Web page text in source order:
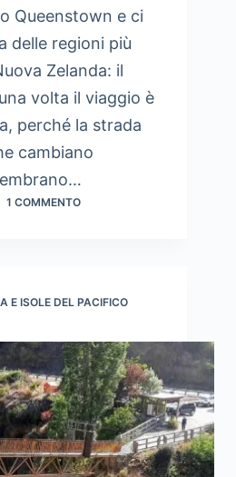
Queenstown e ci
delle regioni più
Zelanda: il
volta il viaggio è
perché la strada
cambiano
1 COMMENTO
E ISOLE DEL PACIFICO